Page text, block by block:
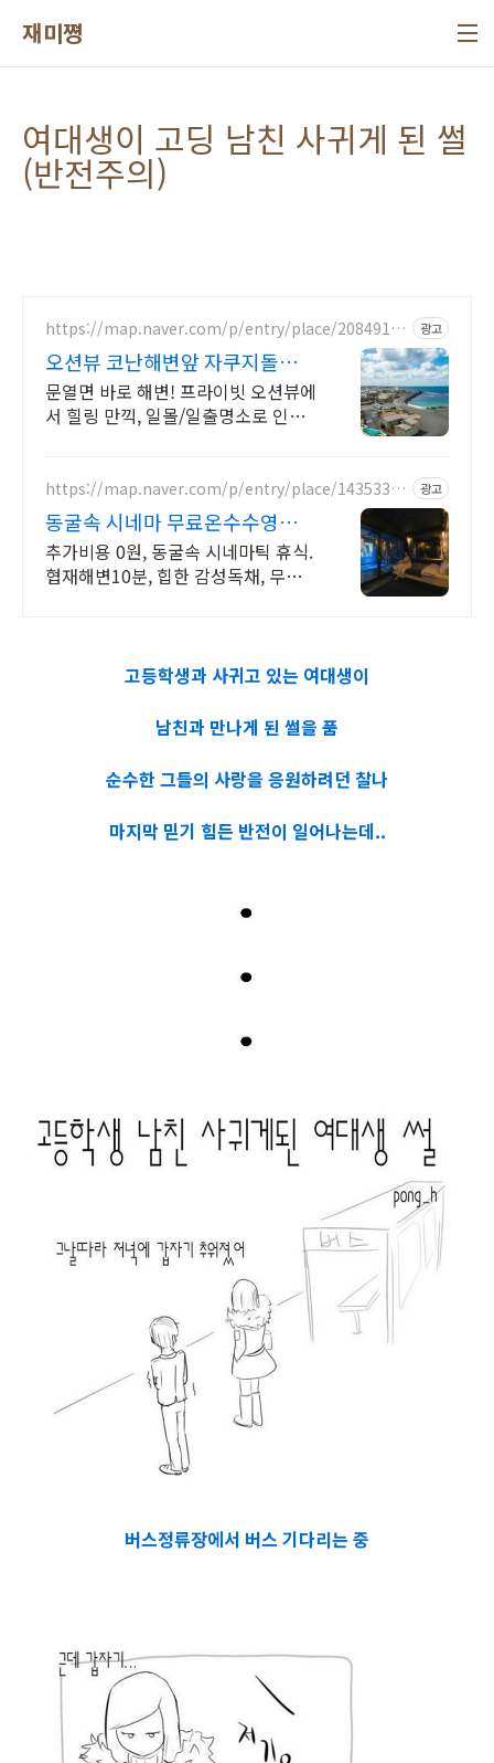
재미쪙
여대생이 고딩 남친 사귀게 된 썰
(반전주의)
https://map.naver.com/p/entry/place/20849159
광고
오션뷰 코난해변앞 자쿠지돌집 2
인~10인 대가족/단체예약
문열면 바로 해변! 프라이빗 오션뷰에
서 힐링 만끽, 일몰/일출명소로 인생
제주바다보러오세요
https://map.naver.com/p/entry/place/14353327
광고
동굴속 시네마 무료온수수영장
독특하고 아늑한 나만의아지트
추가비용 0원, 동굴속 시네마틱 휴식.
협재해변10분, 힙한 감성독채, 무료
고등학생과 사귀고 있는 여대생이
남친과 만나게 된 썰을 품
순수한 그들의 사랑을 응원하려던 찰나
마지막 믿기 힘든 반전이 일어나는데..
버스정류장에서 버스 기다리는 중